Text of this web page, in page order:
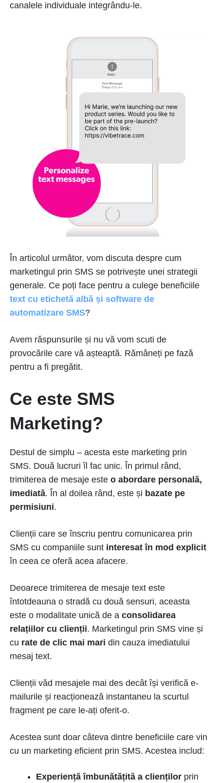
canalele individuale integrându-le.
În articolul următor, vom discuta despre cum
marketingul prin SMS se potrivește unei strategii
generale. Ce poți face pentru a culege beneficiile
text cu etichetă albă și software de
automatizare SMS?
Avem răspunsurile și nu vă vom scuti de
provocările care vă așteaptă. Rămâneți pe fază
pentru a fi pregătit.
Ce este SMS
Marketing?
Destul de simplu – acesta este marketing prin
SMS. Două lucruri îl fac unic. În primul rând,
trimiterea de mesaje este o abordare personală,
imediată. În al doilea rând, este și bazate pe
permisiuni.
Clienții care se înscriu pentru comunicarea prin
SMS cu companiile sunt interesat în mod explicit
în ceea ce oferă acea afacere.
Deoarece trimiterea de mesaje text este
întotdeauna o stradă cu două sensuri, aceasta
este o modalitate unică de a consolidarea
relațiilor cu clienții. Marketingul prin SMS vine și
cu rate de clic mai mari din cauza imediatului
mesaj text.
Clienții văd mesajele mai des decât își verifică e-
mailurile și reacționează instantaneu la scurtul
fragment pe care le-ați oferit-o.
Acestea sunt doar câteva dintre beneficiile care vin
cu un marketing eficient prin SMS. Acestea includ:
Experiență îmbunătățită a clienților prin